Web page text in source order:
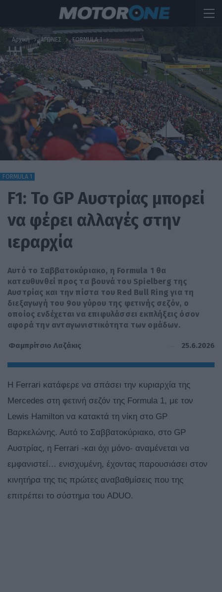
Αρχική ΑΓΩΝΕΣ FORMULA 1
FORMULA 1
F1: Το GP Αυστρίας μπορεί
να φέρει αλλαγές στην
ιεραρχία
Αυτό το Σαββατοκύριακο, η Formula 1 θα
κατευθυνθεί προς τα βουνά του Spielberg της
Αυστρίας και την πίστα του Red Bull Ring για τη
διεξαγωγή του 9ου γύρου της φετινής σεζόν, ο
οποίος ενδέχεται να επιφυλάσσει εκπλήξεις όσον
αφορά την ανταγωνιστικότητα των ομάδων.
Φαμπρίτσιο Λαζάκις 25.6.2026
Η Ferrari κατάφερε να σπάσει την κυριαρχία της
Mercedes στη φετινή σεζόν της Formula 1, με τον
Lewis Hamilton να κατακτά τη νίκη στο GP
Βαρκελώνης. Αυτό το Σαββατοκύριακο, στο GP
Αυστρίας, η Ferrari -και όχι μόνο- αναμένεται να
εμφανιστεί… ενισχυμένη, έχοντας παρουσιάσει στον
κινητήρα της τις πρώτες αναβαθμίσεις που της
επιτρέπει το σύστημα του ADUO.